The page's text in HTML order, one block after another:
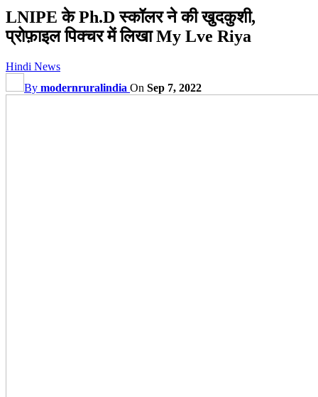
LNIPE के Ph.D स्कॉलर ने की खुदकुशी,
प्रोफ़ाइल पिक्चर में लिखा My Lve Riya
Hindi News
By modernruralindia On Sep 7, 2022